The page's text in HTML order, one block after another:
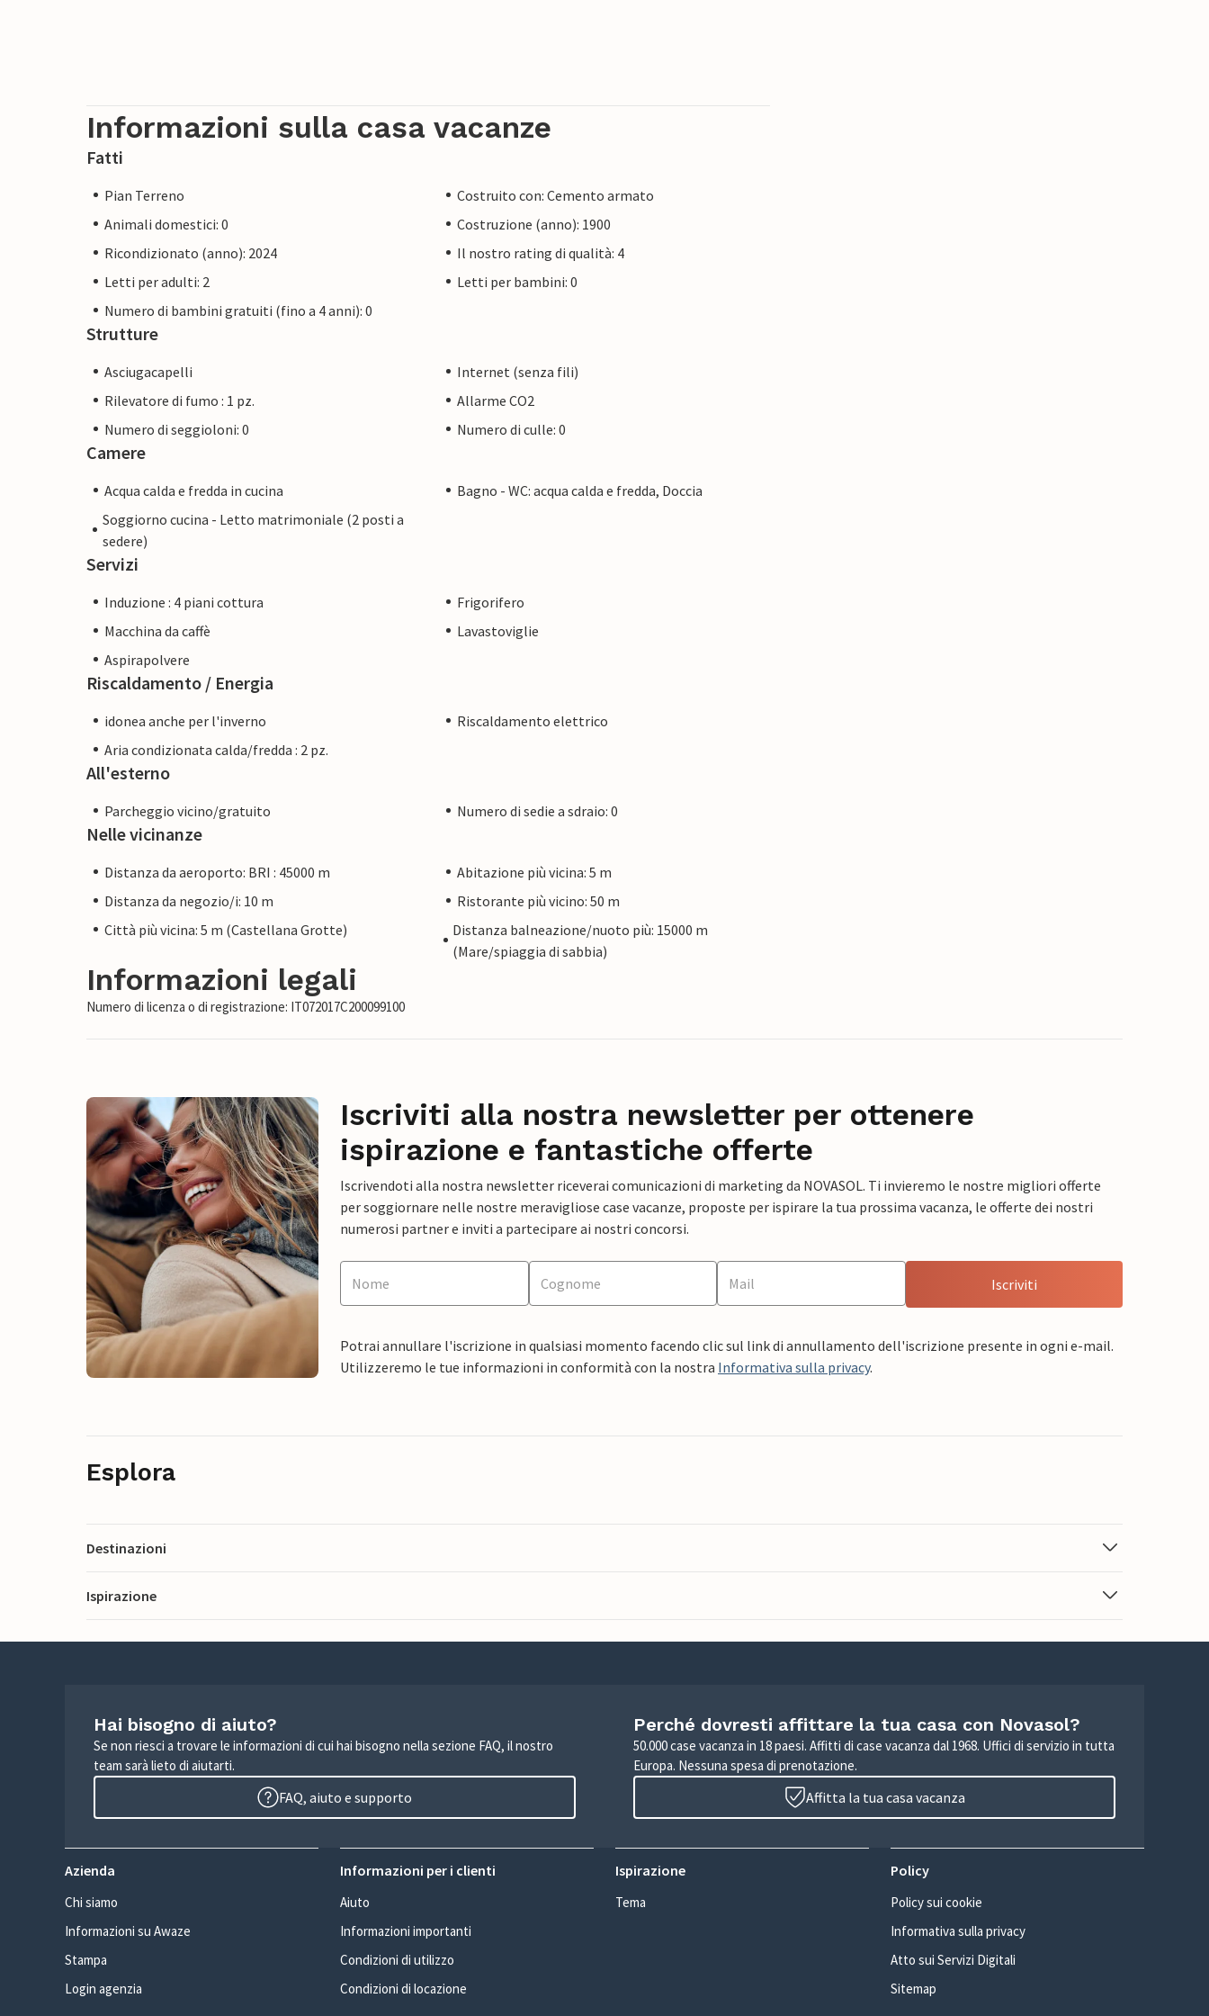
Informazioni sulla casa vacanze
Fatti
Pian Terreno
Costruito con: Cemento armato
Animali domestici: 0
Costruzione (anno): 1900
Ricondizionato (anno): 2024
Il nostro rating di qualità: 4
Letti per adulti: 2
Letti per bambini: 0
Numero di bambini gratuiti (fino a 4 anni): 0
Strutture
Asciugacapelli
Internet (senza fili)
Rilevatore di fumo : 1 pz.
Allarme CO2
Numero di seggioloni: 0
Numero di culle: 0
Camere
Acqua calda e fredda in cucina
Bagno - WC: acqua calda e fredda, Doccia
Soggiorno cucina - Letto matrimoniale (2 posti a
sedere)
Servizi
Induzione : 4 piani cottura
Frigorifero
Macchina da caffè
Lavastoviglie
Aspirapolvere
Riscaldamento / Energia
idonea anche per l'inverno
Riscaldamento elettrico
Aria condizionata calda/fredda : 2 pz.
All'esterno
Parcheggio vicino/gratuito Numero di sedie a sdraio: 0
Nelle vicinanze
Distanza da aeroporto: BRI : 45000 m
Abitazione più vicina: 5 m
Distanza da negozio/i: 10 m
Ristorante più vicino: 50 m
Città più vicina: 5 m (Castellana Grotte)
Distanza balneazione/nuoto più: 15000 m
(Mare/spiaggia di sabbia)
Informazioni legali
Numero di licenza o di registrazione: IT072017C200099100
Iscriviti alla nostra newsletter per ottenere
ispirazione e fantastiche offerte
Iscrivendoti alla nostra newsletter riceverai comunicazioni di marketing da NOVASOL. Ti invieremo le nostre migliori offerte
per soggiornare nelle nostre meravigliose case vacanze, proposte per ispirare la tua prossima vacanza, le offerte dei nostri
numerosi partner e inviti a partecipare ai nostri concorsi.
Iscriviti
Potrai annullare l'iscrizione in qualsiasi momento facendo clic sul link di annullamento dell'iscrizione presente in ogni e-mail.
Utilizzeremo le tue informazioni in conformità con la nostra Informativa sulla privacy.
Esplora
Destinazioni
Ispirazione
Hai bisogno di aiuto?
Se non riesci a trovare le informazioni di cui hai bisogno nella sezione FAQ, il nostro
team sarà lieto di aiutarti.
FAQ, aiuto e supporto
Perché dovresti affittare la tua casa con Novasol?
50.000 case vacanza in 18 paesi. Affitti di case vacanza dal 1968. Uffici di servizio in tutta
Europa. Nessuna spesa di prenotazione.
Affitta la tua casa vacanza
Azienda
Chi siamo
Informazioni su Awaze
Stampa
Login agenzia
Informazioni per i clienti
Aiuto
Informazioni importanti
Condizioni di utilizzo
Condizioni di locazione
Ispirazione
Tema
Policy
Policy sui cookie
Informativa sulla privacy
Atto sui Servizi Digitali
Sitemap